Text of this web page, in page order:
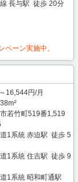
線 長与駅 徒歩 20分
ーン実施中。
16,544円/月
若竹町519番1,519
1系統 赤迫駅 徒歩 5
1系統 住吉駅 徒歩 9
1系統 昭和町通駅